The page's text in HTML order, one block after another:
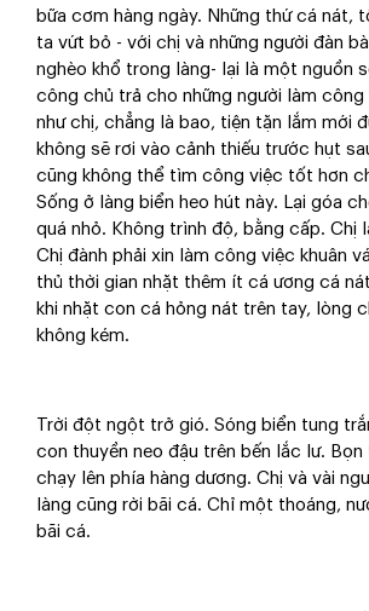
bữa cơm hàng ngày. Những thứ cá nát,
ta vứt bỏ - với chị và những người đàn
nghèo khổ trong làng- lại là một nguồn
công chủ trả cho những người làm công
như chị, chẳng là bao, tiện tặn lắm mới
không sẽ rơi vào cảnh thiếu trước hụt
cũng không thể tìm công việc tốt hơn
Sống ở làng biển heo hút này. Lại góa
quá nhỏ. Không trình độ, bằng cấp. Chị
Chị đành phải xin làm công việc khuân
thủ thời gian nhặt thêm ít cá ương cá
khi nhặt con cá hỏng nát trên tay, lòng
không kém.
Trời đột ngột trở gió. Sóng biển tung
con thuyền neo đậu trên bến lắc lư. Bọn
chạy lên phía hàng dương. Chị và vài
làng cũng rời bãi cá. Chỉ một thoáng,
bãi cá.